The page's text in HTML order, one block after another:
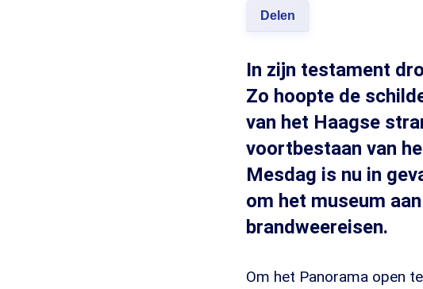
Delen
In zijn testament
Zo hoopte de
van het Haagse
voortbestaan van
Mesdag is nu in
om het museum
brandweereisen.
Om het Panorama open